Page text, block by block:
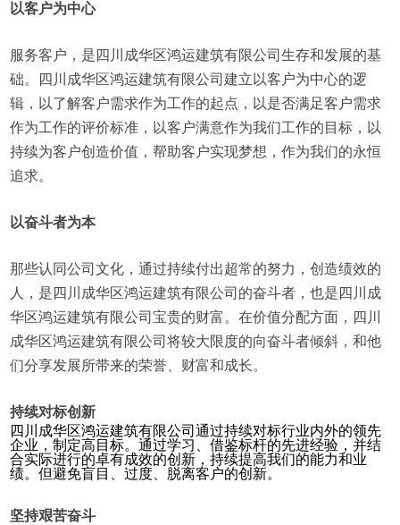
以客户为中心
服务客户，是四川成华区鸿运建筑有限公司生存和发展的基
础。四川成华区鸿运建筑有限公司建立以客户为中心的逻
辑，以了解客户需求作为工作的起点，以是否满足客户需求
作为工作的评价标准，以客户满意作为我们工作的目标，以
持续为客户创造价值，帮助客户实现梦想，作为我们的永恒
追求。
以奋斗者为本
那些认同公司文化，通过持续付出超常的努力，创造绩效的
人，是四川成华区鸿运建筑有限公司的奋斗者，也是四川成
华区鸿运建筑有限公司宝贵的财富。在价值分配方面，四川
成华区鸿运建筑有限公司将较大限度的向奋斗者倾斜，和他
们分享发展所带来的荣誉、财富和成长。
持续对标创新
四川成华区鸿运建筑有限公司通过持续对标行业内外的领先
企业，制定高目标。通过学习、借鉴标杆的先进经验，并结
合实际进行的卓有成效的创新，持续提高我们的能力和业
绩。但避免盲目、过度、脱离客户的创新。
坚持艰苦奋斗